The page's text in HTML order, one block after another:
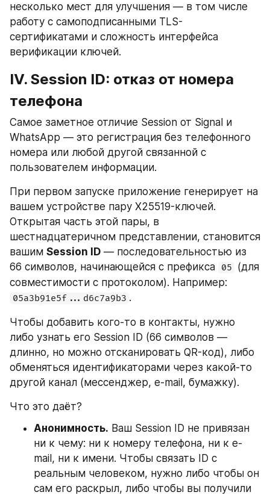
несколько мест для улучшения — в том числе
работу с самоподписанными TLS-
сертификатами и сложность интерфейса
верификации ключей.
IV. Session ID: отказ от номера
телефона
Самое заметное отличие Session от Signal и
WhatsApp — это регистрация без телефонного
номера или любой другой связанной с
пользователем информации.
При первом запуске приложение генерирует на
вашем устройстве пару X25519-ключей.
Открытая часть этой пары, в
шестнадцатеричном представлении, становится
вашим Session ID — последовательностью из
66 символов, начинающейся с префикса 05 (для
05a3b91e5f...d6c7a9b3 .
Чтобы добавить кого-то в контакты, нужно
либо узнать его Session ID (66 символов —
длинно, но можно отсканировать QR-код), либо
обменяться идентификаторами через какой-то
другой канал (мессенджер, e-mail, бумажку).
Что это даёт?
Анонимность. Ваш Session ID не привязан
ни к чему: ни к номеру телефона, ни к e-
mail, ни к имени. Чтобы связать ID с
реальным человеком, нужно либо чтобы он
сам его раскрыл, либо чтобы вы получили